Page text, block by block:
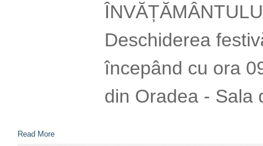
Deschiderea
începând cu ora
din Oradea - Sala
Read More